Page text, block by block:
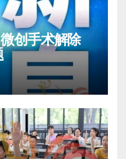
创手术解除